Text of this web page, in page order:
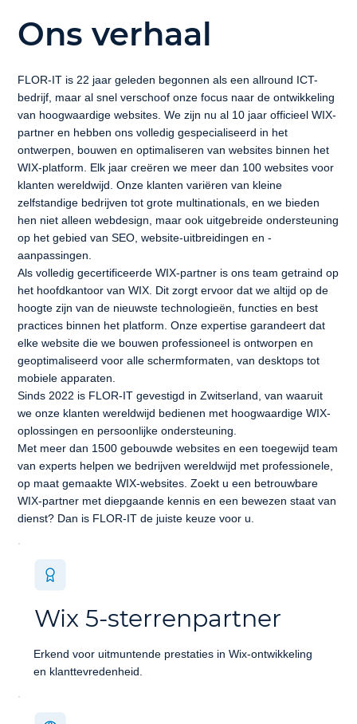
Ons verhaal
FLOR-IT is 22 jaar geleden begonnen als een allround ICT-
bedrijf, maar al snel verschoof onze focus naar de ontwikkeling
van hoogwaardige websites. We zijn nu al 10 jaar officieel WIX-
partner en hebben ons volledig gespecialiseerd in het
ontwerpen, bouwen en optimaliseren van websites binnen het
WIX-platform. Elk jaar creëren we meer dan 100 websites voor
klanten wereldwijd. Onze klanten variëren van kleine
zelfstandige bedrijven tot grote multinationals, en we bieden
hen niet alleen webdesign, maar ook uitgebreide ondersteuning
op het gebied van SEO, website-uitbreidingen en -
aanpassingen.
Als volledig gecertificeerde WIX-partner is ons team getraind op
het hoofdkantoor van WIX. Dit zorgt ervoor dat we altijd op de
hoogte zijn van de nieuwste technologieën, functies en best
practices binnen het platform. Onze expertise garandeert dat
elke website die we bouwen professioneel is ontworpen en
geoptimaliseerd voor alle schermformaten, van desktops tot
mobiele apparaten.
Sinds 2022 is FLOR-IT gevestigd in Zwitserland, van waaruit
we onze klanten wereldwijd bedienen met hoogwaardige WIX-
oplossingen en persoonlijke ondersteuning.
Met meer dan 1500 gebouwde websites en een toegewijd team
van experts helpen we bedrijven wereldwijd met professionele,
op maat gemaakte WIX-websites. Zoekt u een betrouwbare
WIX-partner met diepgaande kennis en een bewezen staat van
dienst? Dan is FLOR-IT de juiste keuze voor u.
Erkend voor uitmuntende prestaties in Wix-ontwikkeling
en klanttevredenheid.
Wix 5-sterrenpartner